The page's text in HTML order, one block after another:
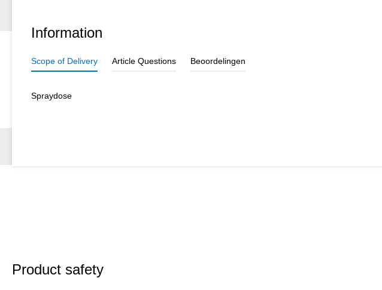
Information
Scope of Delivery Article Questions Beoordelingen
Spraydose
Product safety